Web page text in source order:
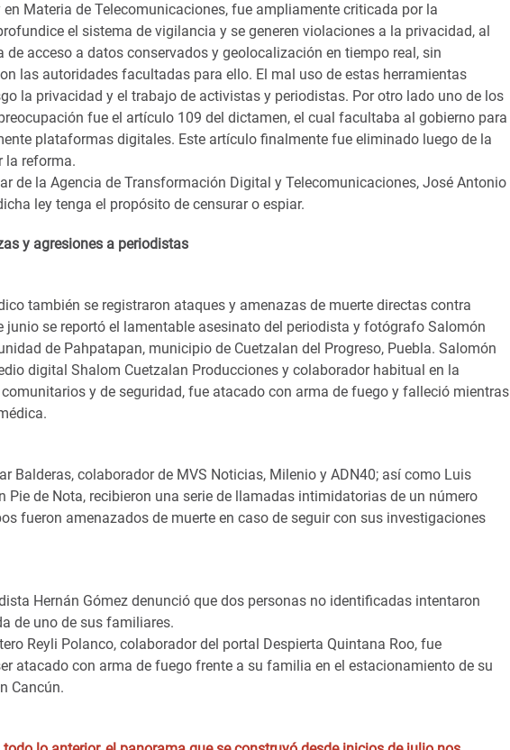
en Materia de Telecomunicaciones, fue ampliamente criticada por la
el sistema de vigilancia y se generen violaciones a la privacidad, al
de acceso a datos conservados y geolocalización en tiempo real, sin
las autoridades facultadas para ello. El mal uso de estas herramientas
la privacidad y el trabajo de activistas y periodistas. Por otro lado uno de los
fue el artículo 109 del dictamen, el cual facultaba al gobierno para
plataformas digitales. Este artículo finalmente fue eliminado luego de la
la reforma.
de la Agencia de Transformación Digital y Telecomunicaciones, José Antonio
ley tenga el propósito de censurar o espiar.
y agresiones a periodistas
también se registraron ataques y amenazas de muerte directas contra
junio se reportó el lamentable asesinato del periodista y fotógrafo Salomón
de Pahpatapan, municipio de Cuetzalan del Progreso, Puebla. Salomón
digital Shalom Cuetzalan Producciones y colaborador habitual en la
y de seguridad, fue atacado con arma de fuego y falleció mientras
Balderas, colaborador de MVS Noticias, Milenio y ADN40; así como Luis
Pie de Nota, recibieron una serie de llamadas intimidatorias de un número
fueron amenazados de muerte en caso de seguir con sus investigaciones
Hernán Gómez denunció que dos personas no identificadas intentaron
de uno de sus familiares.
Reyli Polanco, colaborador del portal Despierta Quintana Roo, fue
atacado con arma de fuego frente a su familia en el estacionamiento de su
Cancún.